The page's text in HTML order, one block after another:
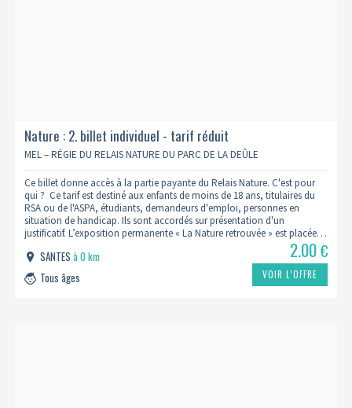
Nature : 2. billet individuel - tarif réduit
MEL – RÉGIE DU RELAIS NATURE DU PARC DE LA DEÛLE
Ce billet donne accès à la partie payante du Relais Nature. C'est pour
qui ? Ce tarif est destiné aux enfants de moins de 18 ans, titulaires du
RSA ou de l'ASPA, étudiants, demandeurs d'emploi, personnes en
situation de handicap. Ils sont accordés sur présentation d'un
justificatif. L’exposition permanente « La Nature retrouvée » est placée…
SANTESà 0 km
Tous âges
2.00€
VOIR L’OFFRE